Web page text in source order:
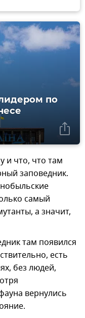
по
и что, что там
заповедник.
самый
а значит,
там появился
есть
без людей,
вернулись